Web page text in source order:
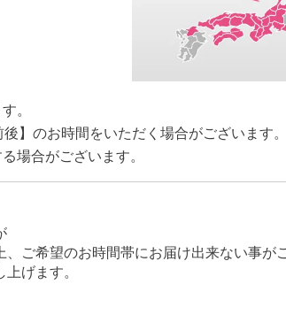
。
】のお時間をいただく場合がございます
場合がございます。
ご希望のお時間帯にお届け出来ない事が
げます。